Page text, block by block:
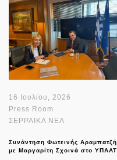
16 Ιουλίου, 2026
Press Room
ΣΕΡΡΑΙΚΑ ΝΕΑ
Συνάντηση Φωτεινής Αραμπατζή
με Μαργαρίτη Σχοινά στο ΥΠΑΑΤ